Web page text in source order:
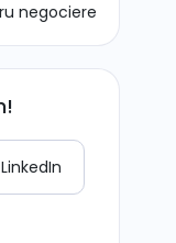
negociere
LinkedIn